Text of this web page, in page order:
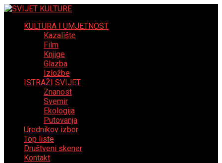
KULTURA I UMJETNOST
Kazalište
Film
Knjige
Glazba
Izložbe
ISTRAŽI SVIJET
Znanost
Svemir
Ekologija
Putovanja
Urednikov izbor
Top liste
Društveni skener
Kontakt